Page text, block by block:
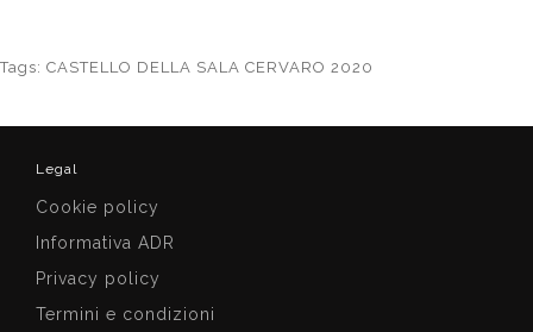
Tags: CASTELLO DELLA SALA CERVARO 2020
Legal
Cookie policy
Informativa ADR
Privacy policy
Termini e condizioni